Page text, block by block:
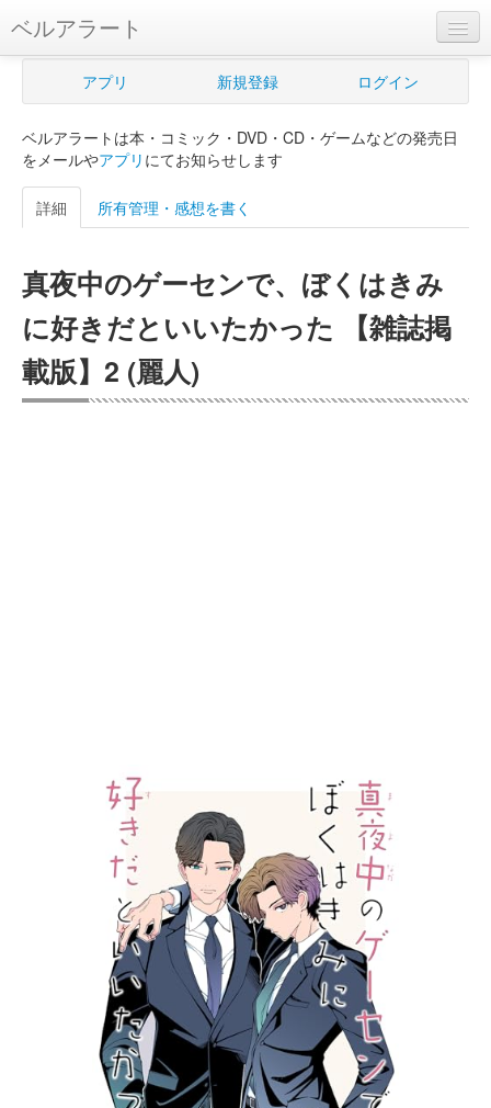
ベルアラート
ベルアラートとは
新規登録
ログイン
購入管理
Myシェルフ
プレミアム
アプリ 新規登録 ログイン
ベルアラートは本・コミック・DVD・CD・ゲームなどの発売日
をメールやアプリ にてお知らせします
詳細 所有管理・感想を書く
真夜中のゲーセンで、ぼくはきみ
に好きだといいたかった 【雑誌掲
載版】2 (麗人)